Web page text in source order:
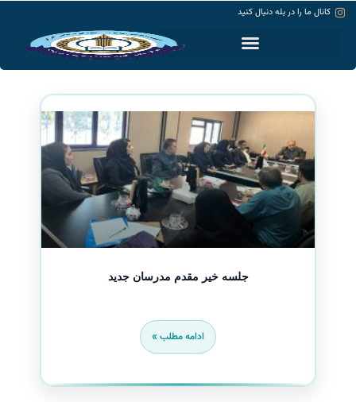
کانال ما را در بله دنبال کنید
جلسه خیر مقدم مدرسان جدید
ادامه مطلب »